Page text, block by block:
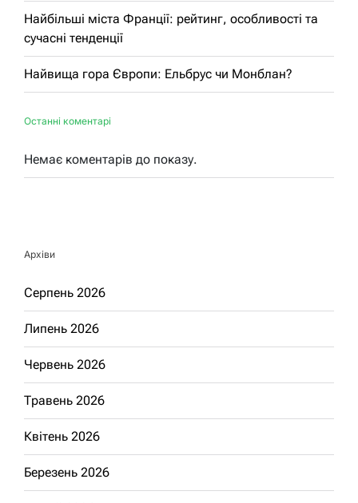
Найбільші міста Франції: рейтинг, особливості та
сучасні тенденції
Найвища гора Європи: Ельбрус чи Монблан?
Останні коментарі
Немає коментарів до показу.
Архіви
Серпень 2026
Липень 2026
Червень 2026
Травень 2026
Квітень 2026
Березень 2026